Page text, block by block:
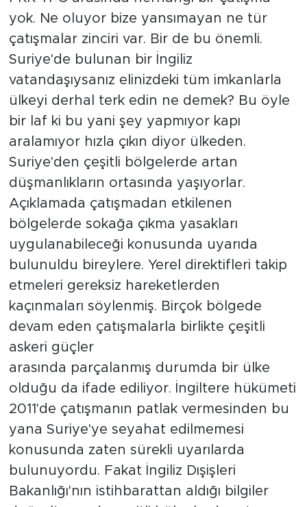
yok. Ne oluyor bize yansımayan ne tür
çatışmalar zinciri var. Bir de bu önemli.
Suriye'de bulunan bir İngiliz
vatandaşıysanız elinizdeki tüm imkanlarla
ülkeyi derhal terk edin ne demek? Bu öyle
bir laf ki bu yani şey yapmıyor kapı
aralamıyor hızla çıkın diyor ülkeden.
Suriye'den çeşitli bölgelerde artan
düşmanlıkların ortasında yaşıyorlar.
Açıklamada çatışmadan etkilenen
bölgelerde sokağa çıkma yasakları
uygulanabileceği konusunda uyarıda
bulunuldu bireylere. Yerel direktifleri takip
etmeleri gereksiz hareketlerden
kaçınmaları söylenmiş. Birçok bölgede
devam eden çatışmalarla birlikte çeşitli
askeri güçler
arasında parçalanmış durumda bir ülke
olduğu da ifade ediliyor. İngiltere hükümeti
2011'de çatışmanın patlak vermesinden bu
yana Suriye'ye seyahat edilmemesi
konusunda zaten sürekli uyarılarda
bulunuyordu. Fakat İngiliz Dışişleri
Bakanlığı'nın istihbarattan aldığı bilgiler